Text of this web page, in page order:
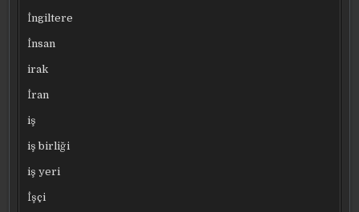
İngiltere
İnsan
irak
İran
iş
iş birliği
iş yeri
İşçi